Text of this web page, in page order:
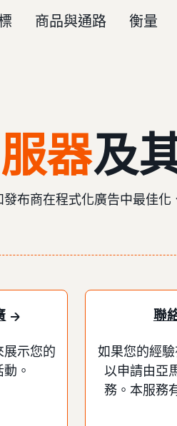
商品與通路 衡量
器及
布商在程式化廣告中最佳
展示您的
。
聯
如果您的經
以申請由亞
務。本服務